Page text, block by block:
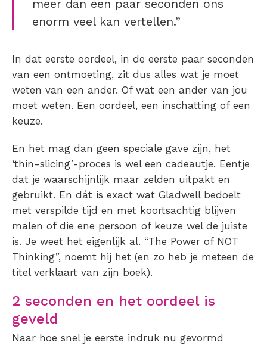
meer dan een paar seconden ons
enorm veel kan vertellen.”
In dat eerste oordeel, in de eerste paar seconden
van een ontmoeting, zit dus alles wat je moet
weten van een ander. Of wat een ander van jou
moet weten. Een oordeel, een inschatting of een
keuze.
En het mag dan geen speciale gave zijn, het
‘thin-slicing’-proces is wel een cadeautje. Eentje
dat je waarschijnlijk maar zelden uitpakt en
gebruikt. En dát is exact wat Gladwell bedoelt
met verspilde tijd en met koortsachtig blijven
malen of die ene persoon of keuze wel de juiste
is. Je weet het eigenlijk al. “The Power of NOT
Thinking”, noemt hij het (en zo heb je meteen de
titel verklaart van zijn boek).
2 seconden en het oordeel is
geveld
Naar hoe snel je eerste indruk nu gevormd